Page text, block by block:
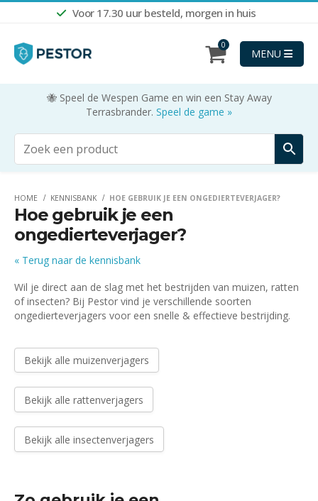
Voor 17.30 uur besteld, morgen in huis
0
MENU
🐝 Speel de Wespen Game en win een Stay Away
Terrasbrander. Speel de game »
HOME KENNISBANK HOE GEBRUIK JE EEN ONGEDIERTEVERJAGER?
Hoe gebruik je een
ongedierteverjager?
« Terug naar de kennisbank
Wil je direct aan de slag met het bestrijden van muizen, ratten
of insecten? Bij Pestor vind je verschillende soorten
ongedierteverjagers voor een snelle & effectieve bestrijding.
Bekijk alle muizenverjagers
Bekijk alle rattenverjagers
Bekijk alle insectenverjagers